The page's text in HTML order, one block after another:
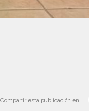
Compartir esta publicación en: